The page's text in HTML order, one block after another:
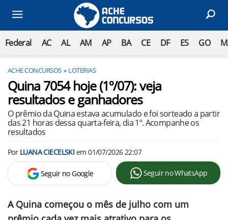
Federal AC AL AM AP BA CE DF ES GO
ACHE CONCURSOS LOTERIAS
Quina 7054 hoje (1º/07): veja
resultados e ganhadores
O prêmio da Quina estava acumulado e foi sorteado a partir
das 21 horas dessa quarta-feira, dia 1º. Acompanhe os
resultados
Por LUANA CIECELSKIem01/07/2026 22:07
Seguir no Google Seguir no WhatsApp
A Quina começou o mês de julho com um